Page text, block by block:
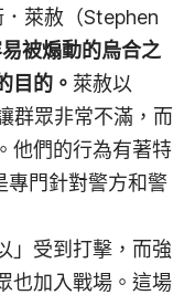
萊赦（Stephen
被煽動的烏合之
目的。 萊赦以
群眾非常不滿，而
他們的行為有著特
專門針對警方和警
」受到打擊，而強
也加入戰場。這場